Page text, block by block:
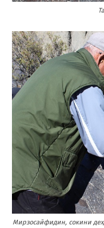
Мирзосайфидин, сокини